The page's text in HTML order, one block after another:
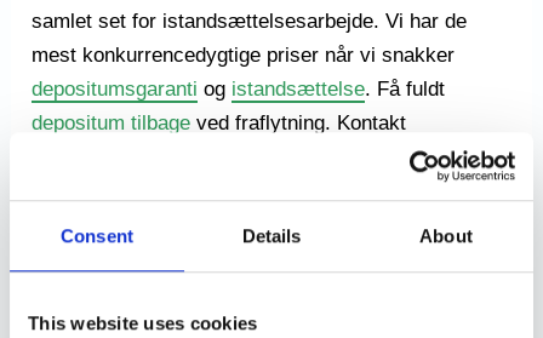
Consent Details About
This website uses cookies
samlet set for istandsættelsesarbejde. Vi har de
mest konkurrencedygtige priser når vi snakker
depositumsgaranti og istandsættelse. Få fuldt
depositum tilbage ved fraflytning. Kontakt
Udflytningsgaranti og hør mere om den fantastiske
og hør mere om istandsættelse ved fraflytning